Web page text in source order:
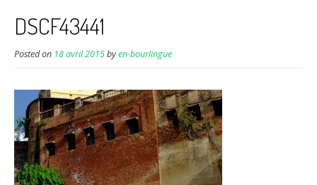
DSCF43441
Posted on 18 avril 2015byen-bourlingue